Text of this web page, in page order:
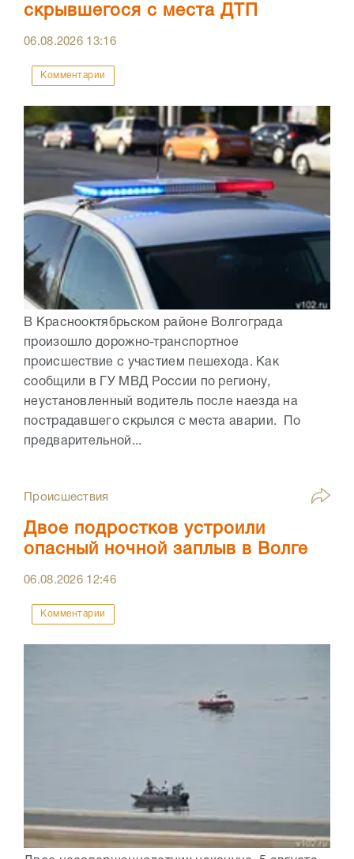
скрывшегося с места ДТП
06.08.2026 13:16
Комментарии
В Краснооктябрьском районе Волгограда
произошло дорожно-транспортное
происшествие с участием пешехода. Как
сообщили в ГУ МВД России по региону,
неустановленный водитель после наезда на
пострадавшего скрылся с места аварии. По
предварительной...
Происшествия
Двое подростков устроили
опасный ночной заплыв в Волге
06.08.2026 12:46
Комментарии